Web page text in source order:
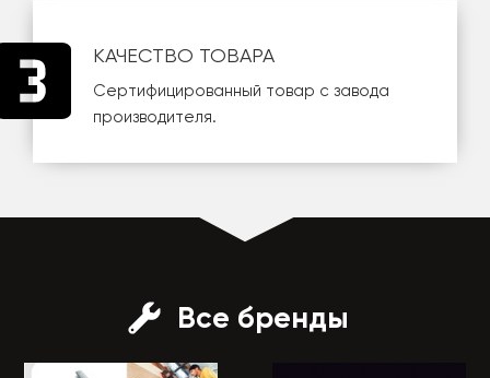
КАЧЕСТВО ТОВАРА
Сертифицированный товар с завода
производителя.
Все бренды